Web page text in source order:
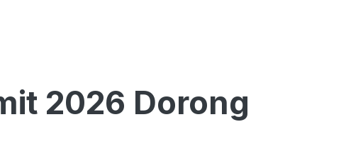
2026 Dorong